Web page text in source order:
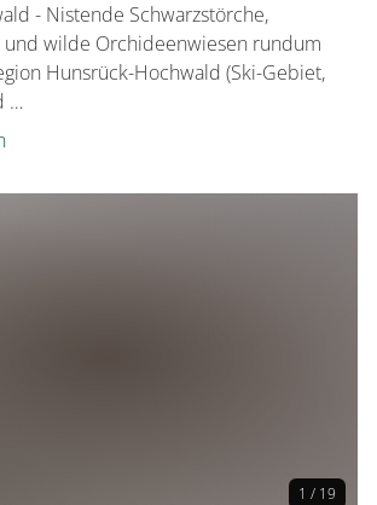
- Nistende Schwarzstörche,
und wilde Orchideenwiesen rundum
Hunsrück-Hochwald (Ski-Gebiet,
…
1 / 19